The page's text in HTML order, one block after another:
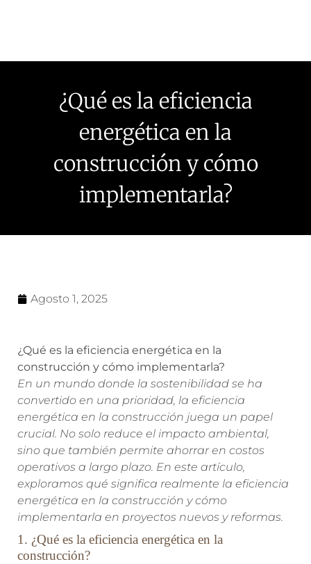
¿Qué es la eficiencia
energética en la
construcción y cómo
implementarla?
Agosto 1, 2025
¿Qué es la eficiencia energética en la
construcción y cómo implementarla?
En un mundo donde la sostenibilidad se ha
convertido en una prioridad, la eficiencia
energética en la construcción juega un papel
crucial. No solo reduce el impacto ambiental,
sino que también permite ahorrar en costos
operativos a largo plazo. En este artículo,
exploramos qué significa realmente la eficiencia
energética en la construcción y cómo
implementarla en proyectos nuevos y reformas.
1. ¿Qué es la eficiencia energética en la
construcción?